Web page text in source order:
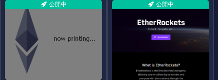
公開中 公開中